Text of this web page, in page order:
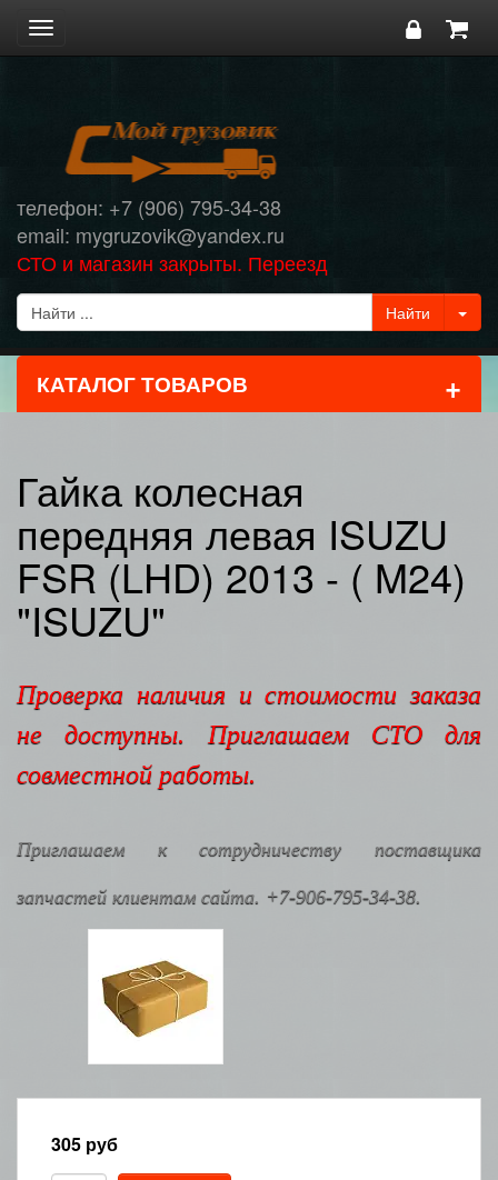
Toggle
navigation
телефон: +7 (906) 795-34-38
email: mygruzovik@yandex.ru
СТО и магазин закрыты. Переезд
КАТАЛОГ ТОВАРОВ +
Гайка колесная
передняя левая ISUZU
FSR (LHD) 2013 - ( M24)
"ISUZU"
Проверка наличия и стоимости заказа
не доступны. Приглашаем СТО для
совместной работы.
Приглашаем к сотрудничеству поставщика
запчастей клиентам сайта. +7-906-795-34-38.
305 руб